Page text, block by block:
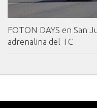
FOTON DAYS en San
adrenalina del TC